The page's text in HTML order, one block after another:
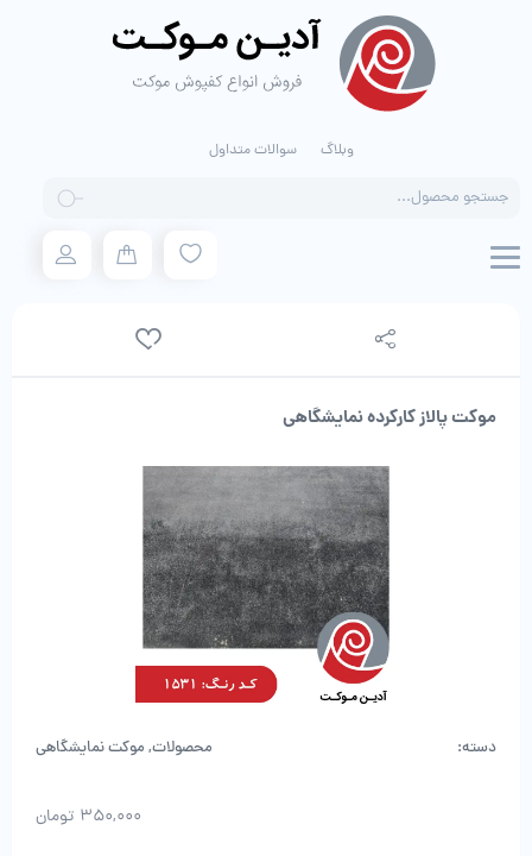
وبلاگ سوالات متداول
search
موکت پالاز کارکرده نمایشگاهی
دسته: محصولات, موکت نمایشگاهی
350,000 تومان